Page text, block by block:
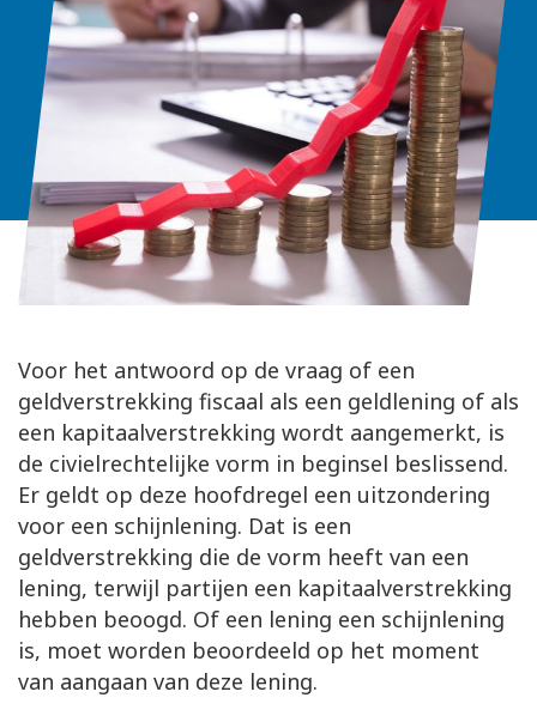
Voor het antwoord op de vraag of een
geldverstrekking fiscaal als een geldlening of als
een kapitaalverstrekking wordt aangemerkt, is
de civielrechtelijke vorm in beginsel beslissend.
Er geldt op deze hoofdregel een uitzondering
voor een schijnlening. Dat is een
geldverstrekking die de vorm heeft van een
lening, terwijl partijen een kapitaalverstrekking
hebben beoogd. Of een lening een schijnlening
is, moet worden beoordeeld op het moment
van aangaan van deze lening.